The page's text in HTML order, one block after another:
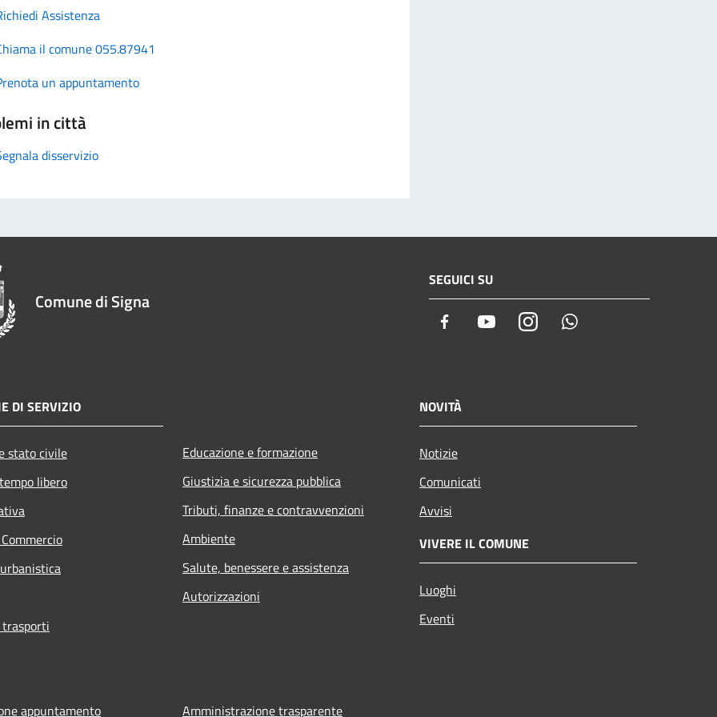
Assistenza
il comune 055.87941
un appuntamento
in città
disservizio
Comune di Signa
SEGUICI SU
Facebook YoutubeInstagram
DI SERVIZIO
stato civile
libero
Educazione e formazione
Giustizia e sicurezza pubblica
Tributi, finanze e contravvenzioni
Ambiente
Salute, benessere e assistenza
Autorizzazioni
NOVITÀ
Notizie
Comunicati
Avvisi
VIVERE IL COMUNE
Luoghi
Eventi
appuntamento Amministrazione trasparente